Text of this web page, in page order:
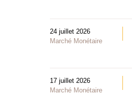
24 juillet 2026
Marché Monétaire
17 juillet 2026
Marché Monétaire